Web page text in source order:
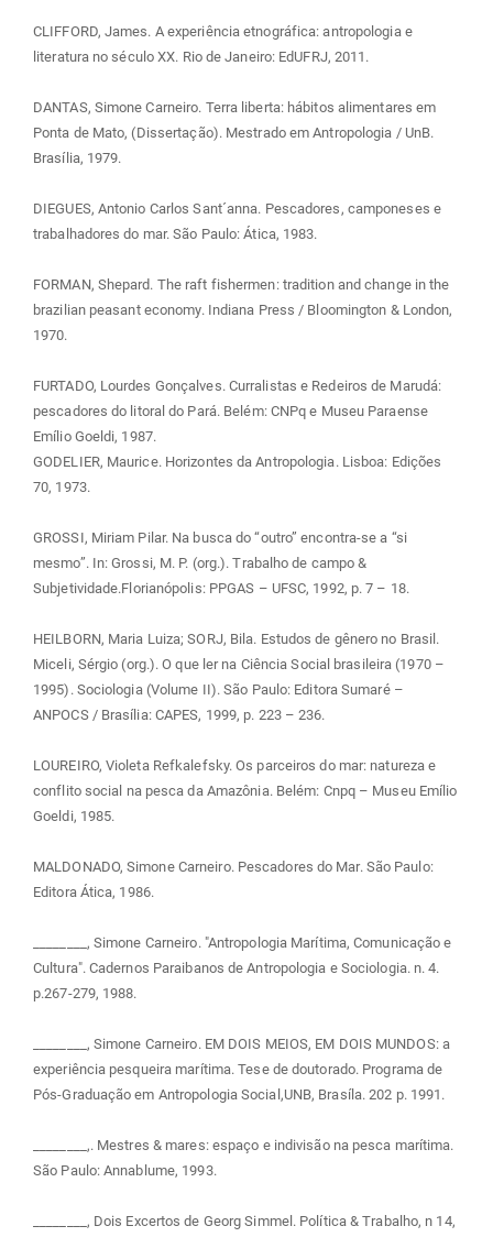
CLIFFORD, James. A experiência etnográfica: antropologia e
literatura no século XX. Rio de Janeiro: EdUFRJ, 2011.
DANTAS, Simone Carneiro. Terra liberta: hábitos alimentares em
Ponta de Mato, (Dissertação). Mestrado em Antropologia / UnB.
Brasília, 1979.
DIEGUES, Antonio Carlos Sant´anna. Pescadores, camponeses e
trabalhadores do mar. São Paulo: Ática, 1983.
FORMAN, Shepard. The raft fishermen: tradition and change in the
brazilian peasant economy. Indiana Press / Bloomington & London,
1970.
FURTADO, Lourdes Gonçalves. Curralistas e Redeiros de Marudá:
pescadores do litoral do Pará. Belém: CNPq e Museu Paraense
Emílio Goeldi, 1987.
GODELIER, Maurice. Horizontes da Antropologia. Lisboa: Edições
70, 1973.
GROSSI, Miriam Pilar. Na busca do “outro” encontra-se a “si
mesmo”. In: Grossi, M. P. (org.). Trabalho de campo &
Subjetividade.Florianópolis: PPGAS – UFSC, 1992, p. 7 – 18.
HEILBORN, Maria Luiza; SORJ, Bila. Estudos de gênero no Brasil.
Miceli, Sérgio (org.). O que ler na Ciência Social brasileira (1970 –
1995). Sociologia (Volume II). São Paulo: Editora Sumaré –
ANPOCS / Brasília: CAPES, 1999, p. 223 – 236.
LOUREIRO, Violeta Refkalefsky. Os parceiros do mar: natureza e
conflito social na pesca da Amazônia. Belém: Cnpq – Museu Emílio
Goeldi, 1985.
MALDONADO, Simone Carneiro. Pescadores do Mar. São Paulo:
Editora Ática, 1986.
________, Simone Carneiro. "Antropologia Marítima, Comunicação e
Cultura". Cadernos Paraibanos de Antropologia e Sociologia. n. 4.
p.267-279, 1988.
________, Simone Carneiro. EM DOIS MEIOS, EM DOIS MUNDOS: a
experiência pesqueira marítima. Tese de doutorado. Programa de
Pós-Graduação em Antropologia Social,UNB, Brasíla. 202 p. 1991.
________,. Mestres & mares: espaço e indivisão na pesca marítima.
São Paulo: Annablume, 1993.
________, Dois Excertos de Georg Simmel. Política & Trabalho, n 14,